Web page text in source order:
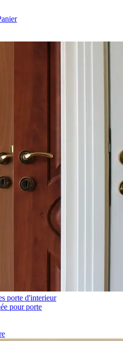
porte d'interieur
pour porte